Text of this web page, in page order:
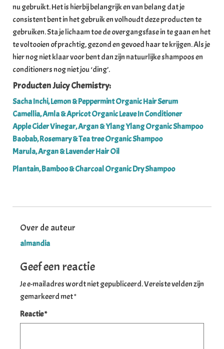
nu gebruikt. Het is hierbij belangrijk en van belang dat je
consistent bent in het gebruik en volhoudt deze producten te
gebruiken. Sta je lichaam toe de overgangsfase in te gaan en het
te voltooien of prachtig, gezond en gevoed haar te krijgen. Als je
hier nog niet klaar voor bent dan zijn natuurlijke shampoos en
conditioners nog niet jou ‘ding’.
Producten Juicy Chemistry:
Sacha Inchi, Lemon & Peppermint Organic Hair Serum
Camellia, Amla & Apricot Organic Leave In Conditioner
Apple Cider Vinegar, Argan & Ylang Ylang Organic Shampoo
Baobab, Rosemary & Tea tree Organic Shampoo
Marula, Argan & Lavender Hair Oil
Plantain, Bamboo & Charcoal Organic Dry Shampoo
Over de auteur
almandia
Geef een reactie
Je e-mailadres wordt niet gepubliceerd.Vereiste velden zijn
gemarkeerd met*
Reactie*